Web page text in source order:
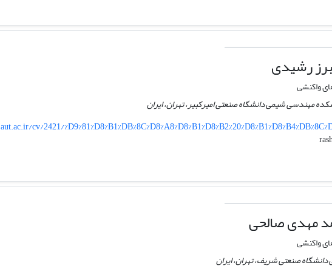
رشیدی
واکنشی
مهندسی شیمی دانشگاه صنعتی امیرکبیر، تهران، ایران
aut.ac.ir/cv/2421/
مهدی صالحی
واکنشی
صنعتی شریف، تهران، ایران